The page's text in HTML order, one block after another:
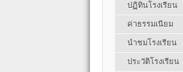
ปฏิทินโรงเรียน
ค่าธรรมเนียม
นำชมโรงเรียน
ประวัติโรงเรียน